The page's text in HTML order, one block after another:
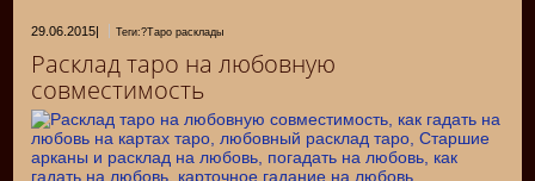
29.06.2015 Теги:?Таро расклады
Расклад таро на любовную
совместимость